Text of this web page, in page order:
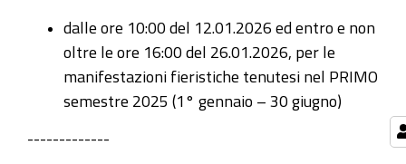
dalle ore 10:00 del 12.01.2026 ed entro e non
oltre le ore 16:00 del 26.01.2026, per le
manifestazioni fieristiche tenutesi nel PRIMO
semestre 2025 (1° gennaio – 30 giugno)
-------------